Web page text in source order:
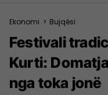
Ekonomi > Bujqësi
Festivali
Kurti:
nga toka jonë